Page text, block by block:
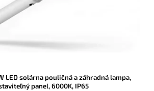
LED solárna pouličná a záhradná lampa,
panel, 6000K, IP65